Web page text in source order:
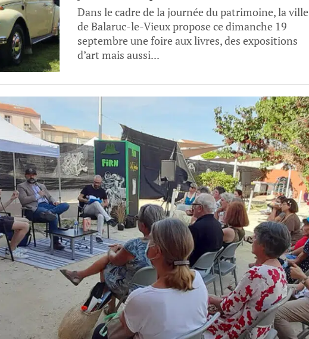
Dans le cadre de la journée du patrimoine, la ville
de Balaruc-le-Vieux propose ce dimanche 19
septembre une foire aux livres, des expositions
d’art mais aussi...